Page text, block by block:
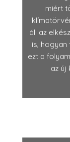
miért
áll az
is,
ezt a
az új